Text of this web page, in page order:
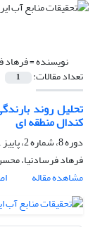
نویسنده =فرهاد
تعداد مقالات: 1
تحلیل روند
کندال منطقه ای
دوره 8، شماره 2، پاییز 1391، صفحه
فرهاد فرسادنیا،
مشاهده مقاله